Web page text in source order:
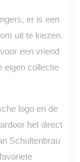
er is een
uit te kiezen.
een vriend
eigen collectie
logo en de
het direct
Schultenbrau